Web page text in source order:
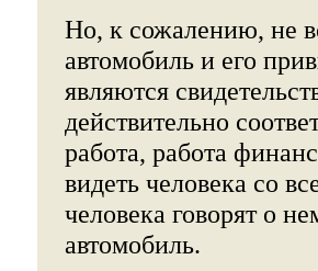
Но, к сожалению, не
автомобиль и его
являются
действительно
работа, работа
видеть человека со
человека говорят о
автомобиль.